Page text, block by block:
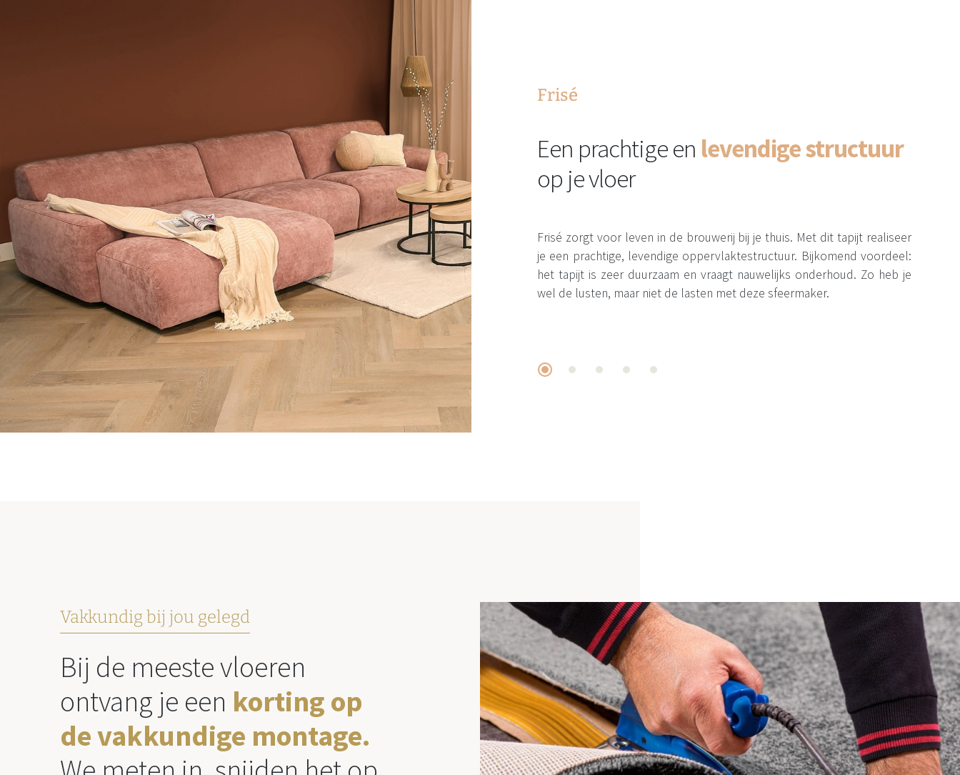
Frisé
Een prachtige en levendige structuur
op je vloer
Frisé zorgt voor leven in de brouwerij bij je thuis. Met dit tapijt realiseer
je een prachtige, levendige oppervlaktestructuur. Bijkomend voordeel:
het tapijt is zeer duurzaam en vraagt nauwelijks onderhoud. Zo heb je
wel de lusten, maar niet de lasten met deze sfeermaker.
Vakkundig bij jou gelegd
Bij de meeste vloeren
ontvang je een korting op
de vakkundige montage.